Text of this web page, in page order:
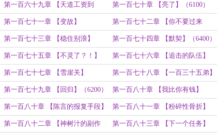
（7700）
第一百六十九章 【天道工资到
账？】（8500）
第一百七十章 【亮了】（6100）
第一百七十一章 【变故】 第一百七十二章 【你不要过来
啊！】
第一百七十三章 【稳住别浪】
（6000）
第一百七十四章 【默契】（6400）
第一百七十五章 【不灵了？！】 第一百七十六章 【追击的队伍】
（6000）
第一百七十七章 【雪崖关】
（7000）
第一百七十八章 【一百三十五弟】
（7000）
第一百七十九章 【回归】（6200） 第一百八十章 【我比你有钱】
（6400字）
第一百八十章 【陈言的报复手段】
（6000字）
第一百八十一章 【粉碎性骨折】
（6600）
第一百八十二章 【神树汁的副作 第一百八十三章 【下一个任务】